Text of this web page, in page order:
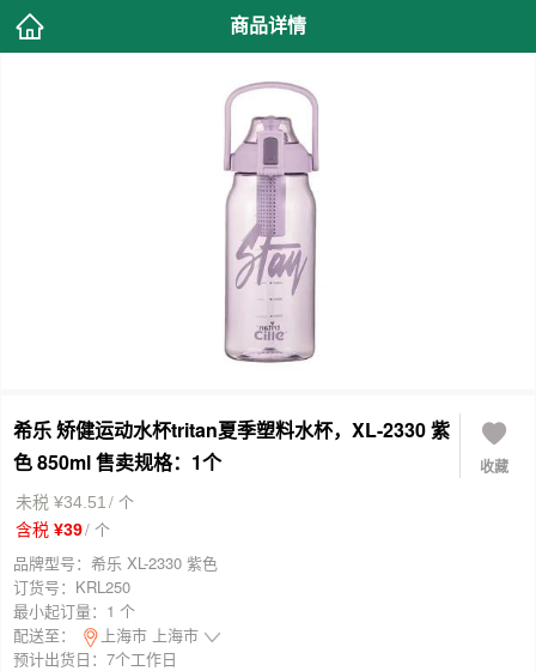
商品详情
希乐 矫健运动水杯tritan夏季塑料水杯，XL-2330 紫
色 850ml 售卖规格：1个
收藏
未税 ¥34.51 / 个
含税 ¥39/ 个
品牌型号： 希乐 XL-2330 紫色
订货号： KRL250
最小起订量： 1 个
配送至：
上海市 上海市
预计出货日：7个工作日